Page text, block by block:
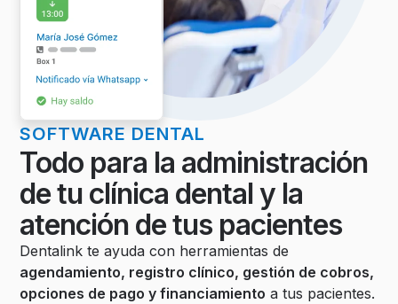
SOFTWARE DENTAL
Todo para la administración
de tu clínica dental y la
atención de tus pacientes
Dentalink te ayuda con herramientas de
agendamiento, registro clínico, gestión de cobros,
opciones de pago y financiamiento a tus pacientes.